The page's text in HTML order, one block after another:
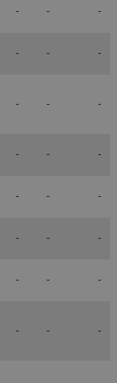
- - -
- - -
- - -
- - -
- - -
- - -
- - -
- - -